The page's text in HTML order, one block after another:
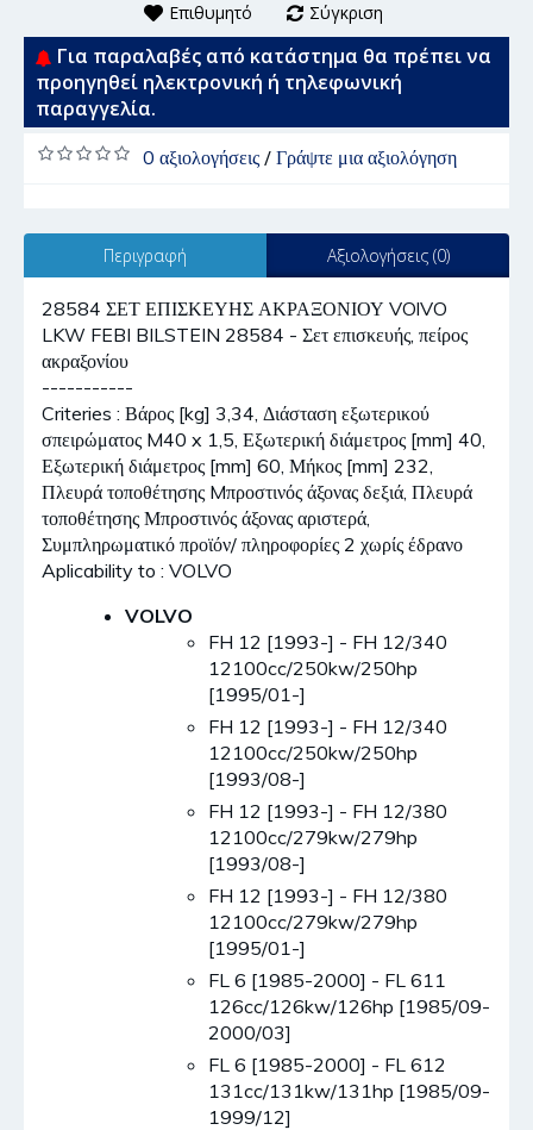
Επιθυμητό Σύγκριση
Για παραλαβές από κατάστημα θα πρέπει να
προηγηθεί ηλεκτρονική ή τηλεφωνική
παραγγελία.
0 αξιολογήσεις/ Γράψτε μια αξιολόγηση
Περιγραφή Αξιολογήσεις (0)
28584 ΣΕΤ ΕΠΙΣΚΕΥΗΣ ΑΚΡΑΞΟΝΙΟΥ VOlVO
LKW FEBI BILSTEIN 28584 - Σετ επισκευής, πείρος
ακραξονίου
-----------
Criteries : Βάρος [kg] 3,34, Διάσταση εξωτερικού
σπειρώματος M40 x 1,5, Εξωτερική διάμετρος [mm] 40,
Εξωτερική διάμετρος [mm] 60, Μήκος [mm] 232,
Πλευρά τοποθέτησης Mπροστινός άξονας δεξιά, Πλευρά
τοποθέτησης Μπροστινός άξονας αριστερά,
Συμπληρωματικό προϊόν/ πληροφορίες 2 χωρίς έδρανο
Aplicability to : VOLVO
VOLVO
FH 12 [1993-] - FH 12/340
12100cc/250kw/250hp
[1995/01-]
FH 12 [1993-] - FH 12/340
12100cc/250kw/250hp
[1993/08-]
FH 12 [1993-] - FH 12/380
12100cc/279kw/279hp
[1993/08-]
FH 12 [1993-] - FH 12/380
12100cc/279kw/279hp
[1995/01-]
FL 6 [1985-2000] - FL 611
126cc/126kw/126hp [1985/09-
2000/03]
FL 6 [1985-2000] - FL 612
131cc/131kw/131hp [1985/09-
1999/12]